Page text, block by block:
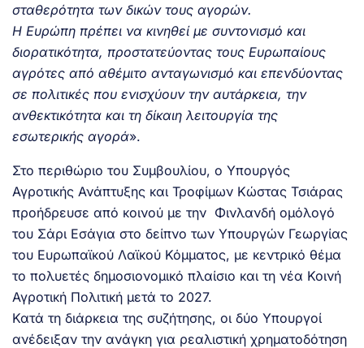
σταθερότητα των δικών τους αγορών.
Η Ευρώπη πρέπει να κινηθεί με συντονισμό και
διορατικότητα, προστατεύοντας τους Ευρωπαίους
αγρότες από αθέμιτο ανταγωνισμό και επενδύοντας
σε πολιτικές που ενισχύουν την αυτάρκεια, την
ανθεκτικότητα και τη δίκαιη λειτουργία της
εσωτερικής αγορά».
Στο περιθώριο του Συμβουλίου, ο Υπουργός
Αγροτικής Ανάπτυξης και Τροφίμων Κώστας Τσιάρας
προήδρευσε από κοινού με την Φινλανδή ομόλογό
του Σάρι Εσάγια στο δείπνο των Υπουργών Γεωργίας
του Ευρωπαϊκού Λαϊκού Κόμματος, με κεντρικό θέμα
το πολυετές δημοσιονομικό πλαίσιο και τη νέα Κοινή
Αγροτική Πολιτική μετά το 2027.
Κατά τη διάρκεια της συζήτησης, οι δύο Υπουργοί
ανέδειξαν την ανάγκη για ρεαλιστική χρηματοδότηση